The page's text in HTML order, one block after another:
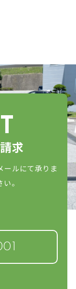
求
ールにて承りま
。